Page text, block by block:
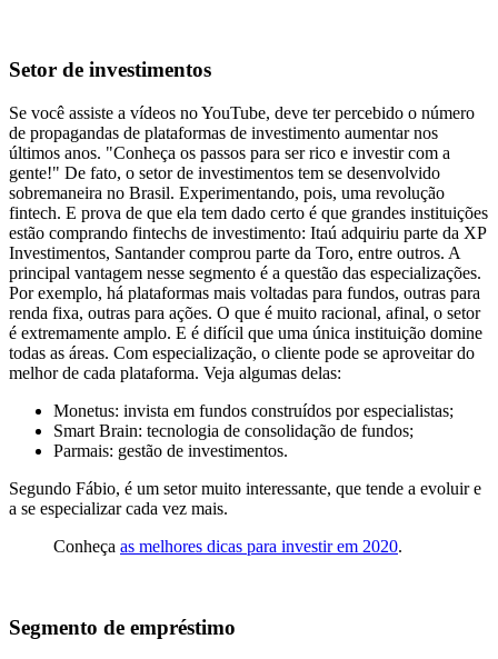
Setor de investimentos
Se você assiste a vídeos no YouTube, deve ter percebido o número
de propagandas de plataformas de investimento aumentar nos
últimos anos. "Conheça os passos para ser rico e investir com a
gente!" De fato, o setor de investimentos tem se desenvolvido
sobremaneira no Brasil. Experimentando, pois, uma revolução
fintech. E prova de que ela tem dado certo é que grandes instituições
estão comprando fintechs de investimento: Itaú adquiriu parte da XP
Investimentos, Santander comprou parte da Toro, entre outros. A
principal vantagem nesse segmento é a questão das especializações.
Por exemplo, há plataformas mais voltadas para fundos, outras para
renda fixa, outras para ações. O que é muito racional, afinal, o setor
é extremamente amplo. E é difícil que uma única instituição domine
todas as áreas. Com especialização, o cliente pode se aproveitar do
melhor de cada plataforma. Veja algumas delas:
Monetus: invista em fundos construídos por especialistas;
Smart Brain: tecnologia de consolidação de fundos;
Parmais: gestão de investimentos.
Segundo Fábio, é um setor muito interessante, que tende a evoluir e
a se especializar cada vez mais.
Conheça as melhores dicas para investir em 2020.
Segmento de empréstimo